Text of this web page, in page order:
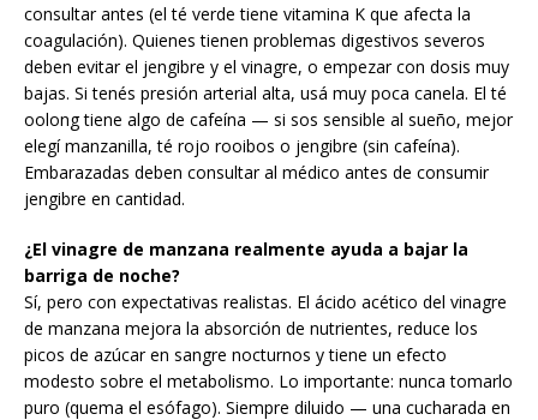
consultar antes (el té verde tiene vitamina K que afecta la
coagulación). Quienes tienen problemas digestivos severos
deben evitar el jengibre y el vinagre, o empezar con dosis muy
bajas. Si tenés presión arterial alta, usá muy poca canela. El té
oolong tiene algo de cafeína — si sos sensible al sueño, mejor
elegí manzanilla, té rojo rooibos o jengibre (sin cafeína).
Embarazadas deben consultar al médico antes de consumir
jengibre en cantidad.
¿El vinagre de manzana realmente ayuda a bajar la
barriga de noche?
Sí, pero con expectativas realistas. El ácido acético del vinagre
de manzana mejora la absorción de nutrientes, reduce los
picos de azúcar en sangre nocturnos y tiene un efecto
modesto sobre el metabolismo. Lo importante: nunca tomarlo
puro (quema el esófago). Siempre diluido — una cucharada en